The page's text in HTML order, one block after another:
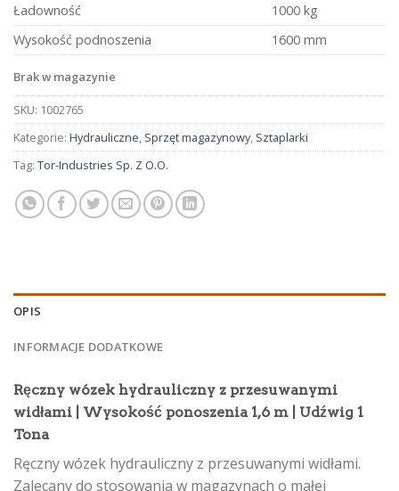
Ładowność
1000 kg
Wysokość podnoszenia
1600 mm
Brak w magazynie
SKU: 1002765
Kategorie: Hydrauliczne, Sprzęt magazynowy, Sztaplarki
Tag: Tor-Industries Sp. Z O.O.
OPIS
INFORMACJE DODATKOWE
Ręczny wózek hydrauliczny z przesuwanymi
widłami | Wysokość ponoszenia 1,6 m | Udźwig 1
Tona
Ręczny wózek hydrauliczny z przesuwanymi widłami.
Zalecany do stosowania w magazynach o małej